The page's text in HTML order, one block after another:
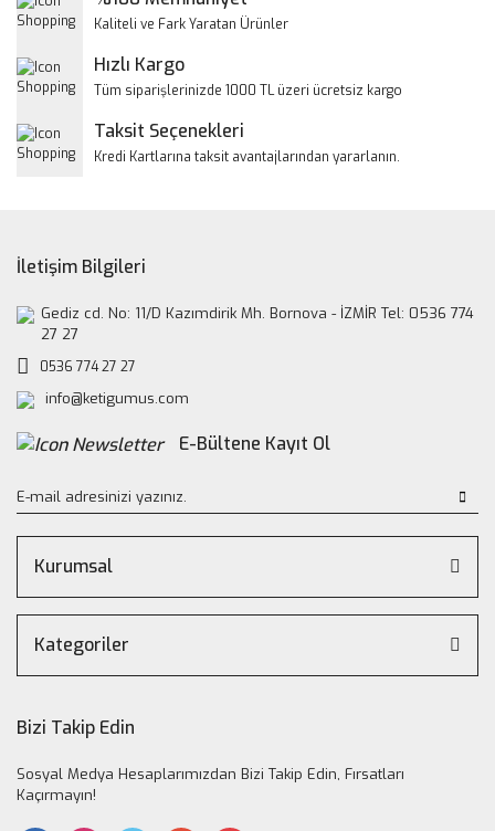
Ürün bilgilerinde hatalar bulunuyor.
Bu ürüne benzer farklı alternatifler olmalı.
Kaliteli ve Fark Yaratan Ürünler
Hızlı Kargo
Tüm siparişlerinizde 1000 TL üzeri ücretsiz kargo
Taksit Seçenekleri
Kredi Kartlarına taksit avantajlarından yararlanın.
İletişim Bilgileri
Gediz cd. No: 11/D Kazımdirik Mh. Bornova - İZMİR Tel: 0536 774
27 27
0536 774 27 27
info@ketigumus.com
E-Bültene Kayıt Ol
Kurumsal
Kategoriler
Bizi Takip Edin
Sosyal Medya Hesaplarımızdan Bizi Takip Edin, Fırsatları
Kaçırmayın!